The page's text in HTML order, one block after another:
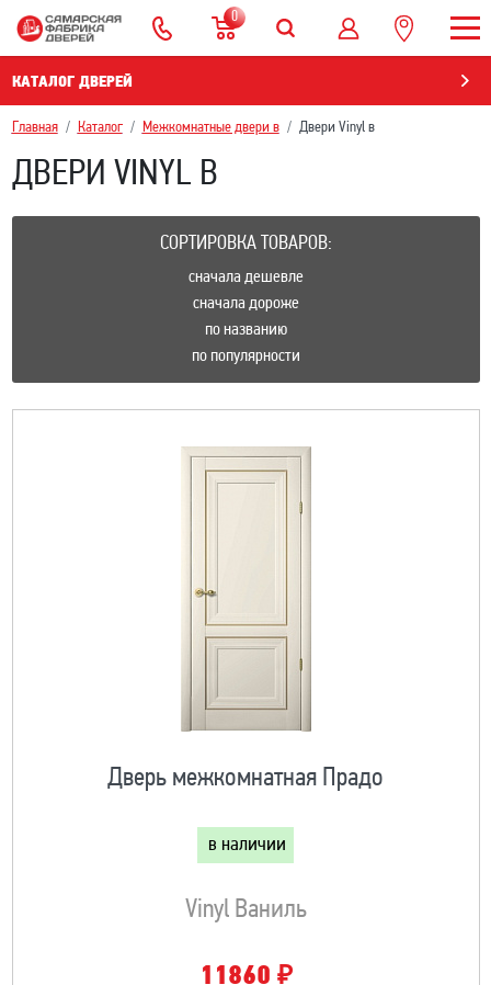
0
КАТАЛОГ ДВЕРЕЙ
Главная Каталог Межкомнатные двери в Двери Vinyl в
ДВЕРИ VINYL В
СОРТИРОВКА ТОВАРОВ:
сначала дешевле
сначала дороже
по названию
по популярности
Дверь межкомнатная Прадо
в наличии
Vinyl Ваниль
11860 ₽